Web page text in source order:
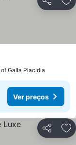
Partilhar
Galla Placidia
Ver preços
Partilhar